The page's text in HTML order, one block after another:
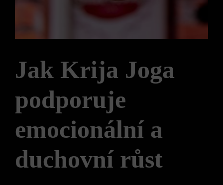
Jak Krija Joga
podporuje
emocionální a
duchovní růst